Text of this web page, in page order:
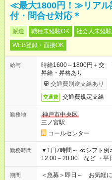
≪最大1800円！≫リアル
付・問合せ対応＊
派遣 職種未経験OK 社会人未経
WEB登録・面接OK
給与
時給1600～1800円＋交
昇給・昇格あり
交通費別途支給あり
交通費 交通費規定支給
勤務地
神戸市中央区
三ノ宮駅
コールセンター
勤務時間
▼1日7時間～ ≪シフト例≫ ＊09:00～17:00 ＊10:00～18:00 ＊
12:00～20:00 など ・平日のみや短時間の勤務もOK！ ・働き
方はお気軽にご相談下さい
期間 ＜急募＞即日～ お気軽に